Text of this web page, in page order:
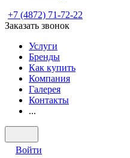
+7 (4872) 71-72-22
Заказать звонок
Услуги
Бренды
Как купить
Компания
Галерея
Контакты
...
Войти